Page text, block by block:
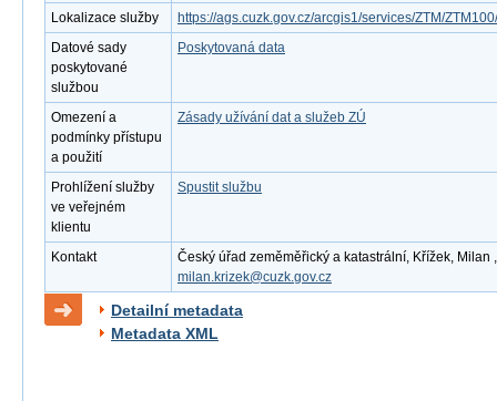
Lokalizace služby
https://ags.cuzk.gov.cz/arcgis1/services/ZTM/
Datové sady
poskytované
službou
Poskytovaná data
Omezení a
podmínky přístupu
a použití
Zásady užívání dat a služeb ZÚ
Prohlížení služby
ve veřejném
klientu
Spustit službu
Kontakt
Český úřad zeměměřický a katastrální, Křížek, Milan
milan.krizek@cuzk.gov.cz
Detailní metadata
Metadata XML